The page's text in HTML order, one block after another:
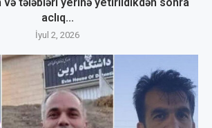
aclıq...
İyul 2, 2026